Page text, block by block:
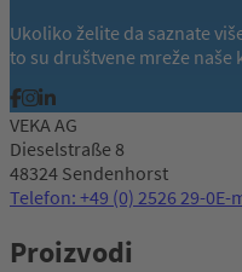
Ukoliko želite da saznate
to su društvene mreže naše
VEKA AG
Dieselstraße 8
48324 Sendenhorst
Telefon: +49 (0) 2526 29-0E-
Proizvodi